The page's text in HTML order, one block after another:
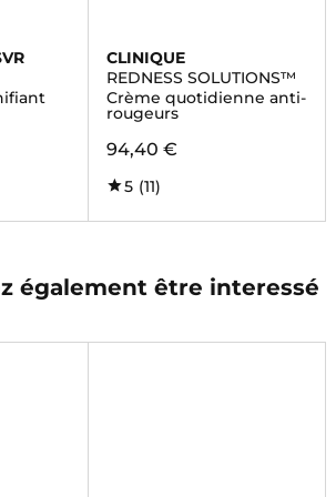
CLINIQUE
REDNESS SOLUTIONS™
Crème quotidienne anti-
rougeurs
94,40 €
5 (11)
également être interessé